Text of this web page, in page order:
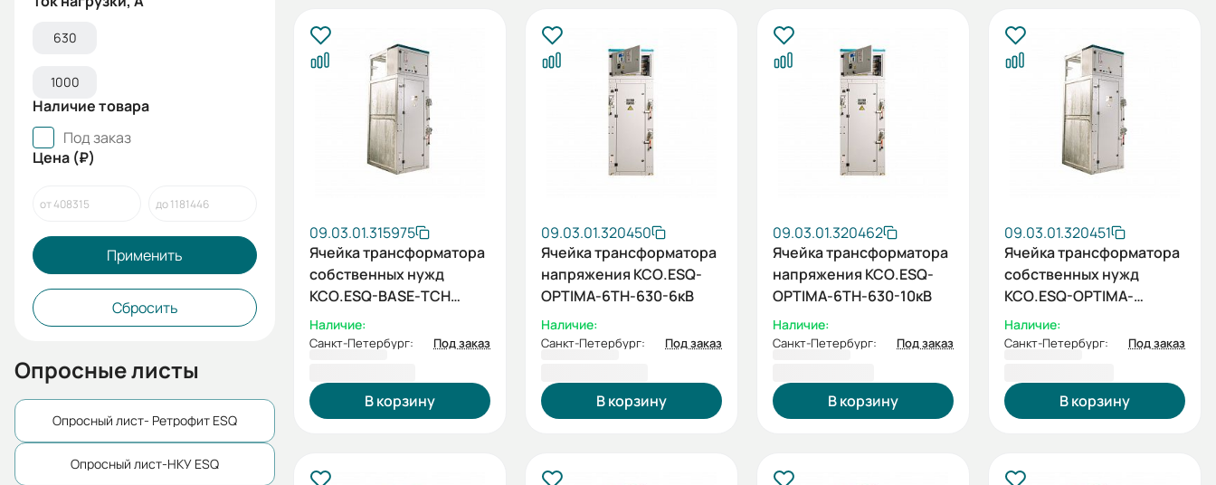
630
1000
Наличие товара
Под заказ
Цена (₽)
Применить
Сбросить
Опросные листы
Опросный лист- Ретрофит ESQ
Опросный лист-НКУ ESQ
09.03.01.315975
Ячейка трансформатора
собственных нужд
КСО.ESQ-BASE-ТСН
(40кВА)
Наличие:
Санкт-Петербург: Под заказ
В корзину
09.03.01.320450
Ячейка трансформатора
напряжения КСО.ESQ-
OPTIMA-6ТН-630-6кВ
Наличие:
Санкт-Петербург: Под заказ
В корзину
09.03.01.320462
Ячейка трансформатора
напряжения КСО.ESQ-
OPTIMA-6ТН-630-10кВ
Наличие:
Санкт-Петербург: Под заказ
В корзину
09.03.01.320451
Ячейка трансформатора
собственных нужд
КСО.ESQ-OPTIMA-
7ТСН-630-6кВ
Наличие:
Санкт-Петербург: Под заказ
В корзину